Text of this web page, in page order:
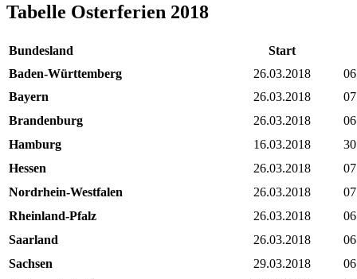
Tabelle Osterferien 2018
Bundesland
Start
Baden-Württemberg
26.03.2018
Bayern
26.03.2018
Brandenburg
26.03.2018
Hamburg
16.03.2018
Hessen
26.03.2018
Nordrhein-Westfalen
26.03.2018
Rheinland-Pfalz
26.03.2018
Saarland
26.03.2018
Sachsen
29.03.2018